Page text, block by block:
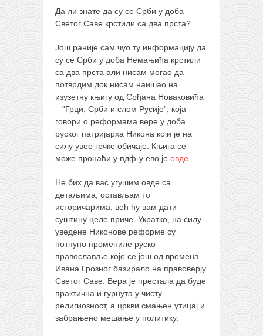
бубиши
карате
кихон
наиханчи
кушанку
пасаи
темашивари
кобудо
бо
тонфа
саи
тимбеи рочин
тсунами дојо
програм
снимци наступа
галерија клуба
Да ли знате да су се Срби у доба
Светог Саве крстили са два прста?
Још раније сам чуо ту информацију да
су се Срби у доба Немањића крстили
са два прста али нисам могао да
потврдим док нисам наишао на
изузетну књигу од Срђана Новаковића
– ”Грци, Срби и слом Русије”, која
говори о реформама вере у доба
руског патријарха Никона који је на
силу увео грчке обичаје. Књига се
може пронаћи у пдф-у ево је овде
Не бих да вас угушим овде са
детаљима, остављам то
историчарима, већ ћу вам дати
суштину целе приче. Укратко, на силу
уведене Никонове реформе су
потпуно промениле руско
православље које се још од времена
Ивана Грозног базирало на правоверју
Светог Саве. Вера је престала да буде
практична и гурнута у чисту
религиозност, а цркви смањен утицај и
забрањено мешање у политику.